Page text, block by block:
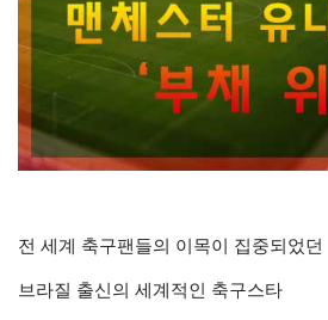
전 세계 축구팬들의 이목이 집중되었던
브라질 출신의 세계적인 축구스타